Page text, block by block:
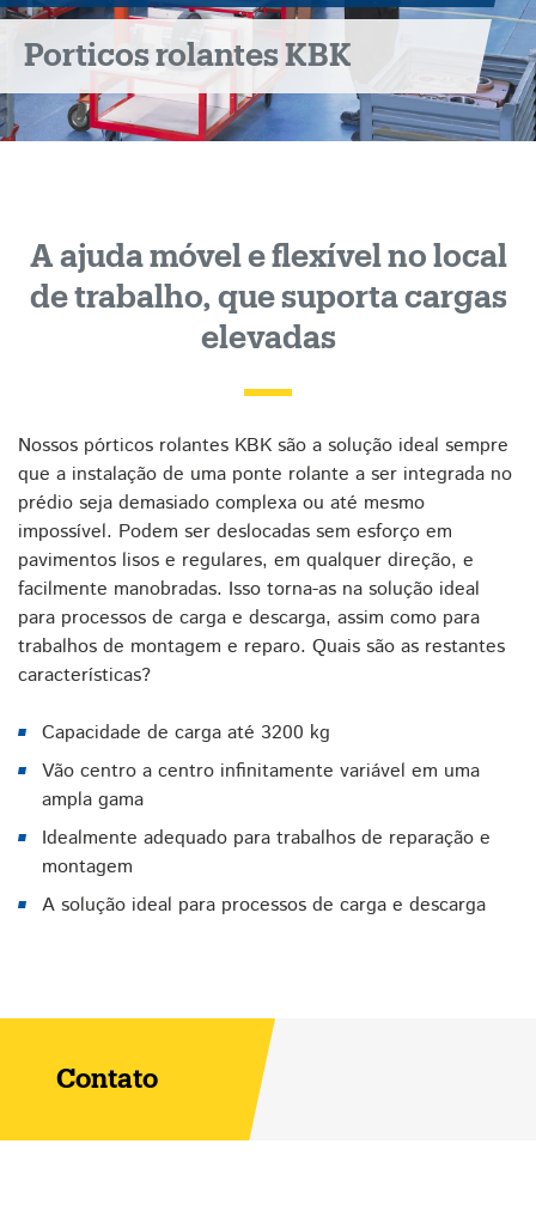
Porticos rolantes KBK
A ajuda móvel e flexível no local
de trabalho, que suporta cargas
elevadas
Nossos pórticos rolantes KBK são a solução ideal sempre
que a instalação de uma ponte rolante a ser integrada no
prédio seja demasiado complexa ou até mesmo
impossível. Podem ser deslocadas sem esforço em
pavimentos lisos e regulares, em qualquer direção, e
facilmente manobradas. Isso torna-as na solução ideal
para processos de carga e descarga, assim como para
trabalhos de montagem e reparo. Quais são as restantes
características?
Capacidade de carga até 3200 kg
Vão centro a centro infinitamente variável em uma
ampla gama
Idealmente adequado para trabalhos de reparação e
montagem
A solução ideal para processos de carga e descarga
Contato